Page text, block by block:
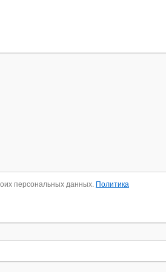
персональных данных. Политика